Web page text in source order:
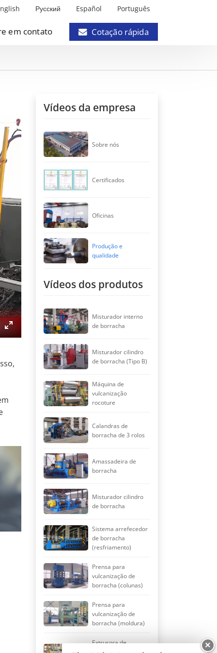
Русский Español Português
em contato Cotação rápida
Enter
fullscreen
Vídeos da empresa
Sobre nós
Certificados
Oficinas
Produção e
qualidade
Vídeos dos produtos
Misturador interno
de borracha
Misturador cilindro
de borracha (Tipo B)
Máquina de
vulcanização
rocoture
Calandras de
borracha de 3 rolos
Amassadeira de
borracha
Misturador cilindro
de borracha
Sistema arrefecedor
de borracha
(resfriamento)
Prensa para
vulcanização de
borracha (colunas)
Prensa para
vulcanização de
borracha (moldura)
Extrusora de
×